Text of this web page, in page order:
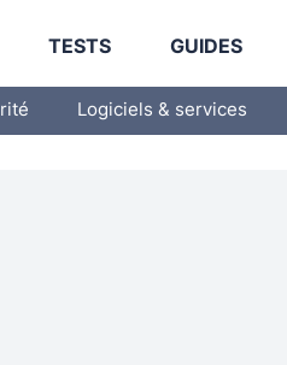
TESTS GUIDES
Logiciels & services